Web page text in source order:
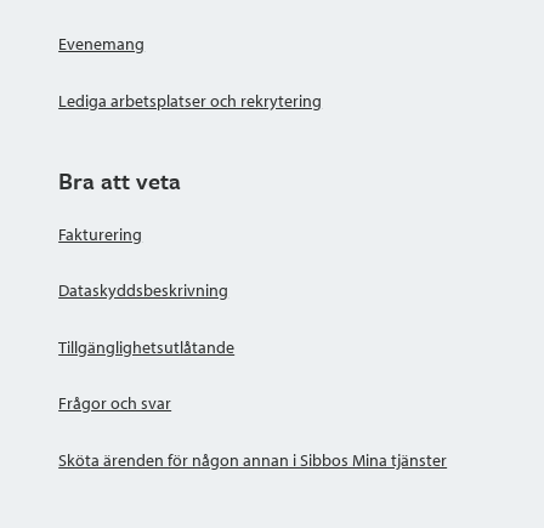
Evenemang
Lediga arbetsplatser och rekrytering
Bra att veta
Fakturering
Dataskyddsbeskrivning
Tillgänglighetsutlåtande
Frågor och svar
Sköta ärenden för någon annan i Sibbos Mina tjänster